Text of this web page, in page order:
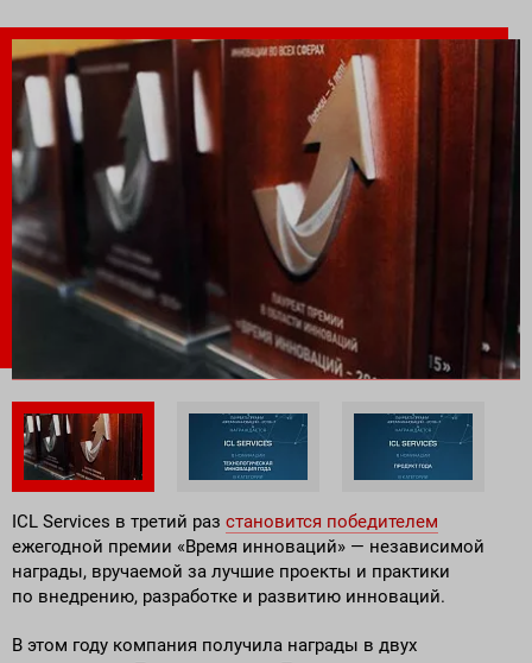
Поставка программного обеспечения и оборудования
ICL Services в третий раз становится победителем
ежегодной премии «Время инноваций» — независимой
награды, вручаемой за лучшие проекты и практики
по внедрению, разработке и развитию инноваций.
В этом году компания получила награды в двух